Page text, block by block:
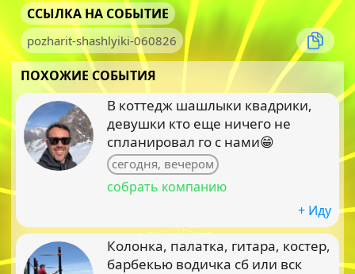
ССЫЛКА НА СОБЫТИЕ
pozharit-shashlyiki-060826
ПОХОЖИЕ СОБЫТИЯ
В коттедж шашлыки квадрики,
девушки кто еще ничего не
спланировал го с нами😁
сегодня, вечером
собрать компанию
+ Иду
Колонка, палатка, гитара, костер,
барбекью водичка сб или вск